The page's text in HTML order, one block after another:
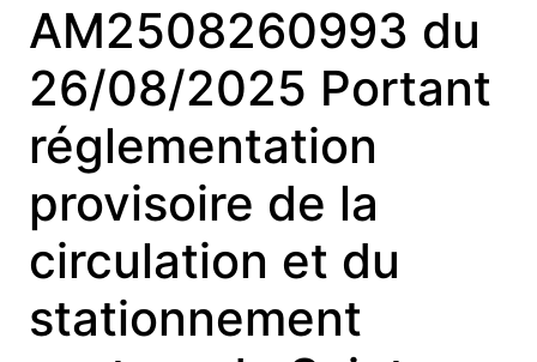
AM2508260993 du
26/08/2025 Portant
réglementation
provisoire de la
circulation et du
stationnement